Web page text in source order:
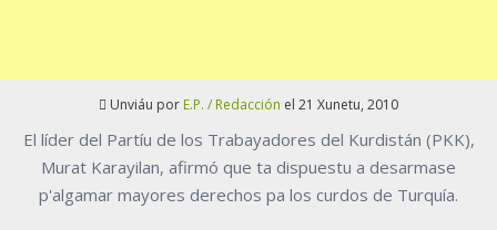
Unviáu por E.P. / Redacción el 21 Xunetu, 2010
El líder del Partíu de los Trabayadores del Kurdistán (PKK),
Murat Karayilan, afirmó que ta dispuestu a desarmase
p'algamar mayores derechos pa los curdos de Turquía.